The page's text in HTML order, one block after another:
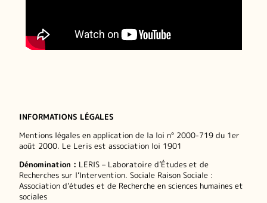
INFORMATIONS LÉGALES
Mentions légales en application de la loi n° 2000-719 du 1er
août 2000. Le Leris est association loi 1901
Dénomination : LERIS – Laboratoire d’Études et de
Recherches sur l’Intervention. Sociale Raison Sociale :
Association d’études et de Recherche en sciences humaines et
sociales